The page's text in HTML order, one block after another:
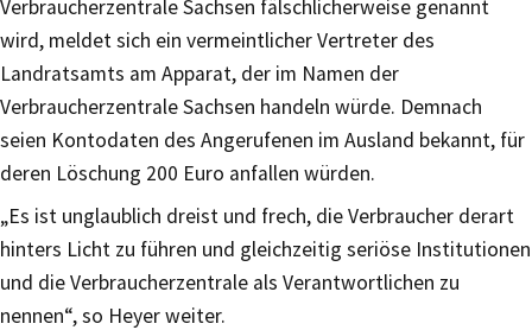
Verbraucherzentrale Sachsen fälschlicherweise genannt
wird, meldet sich ein vermeintlicher Vertreter des
Landratsamts am Apparat, der im Namen der
Verbraucherzentrale Sachsen handeln würde. Demnach
seien Kontodaten des Angerufenen im Ausland bekannt, für
deren Löschung 200 Euro anfallen würden.
„Es ist unglaublich dreist und frech, die Verbraucher derart
hinters Licht zu führen und gleichzeitig seriöse Institutionen
und die Verbraucherzentrale als Verantwortlichen zu
nennen“, so Heyer weiter.